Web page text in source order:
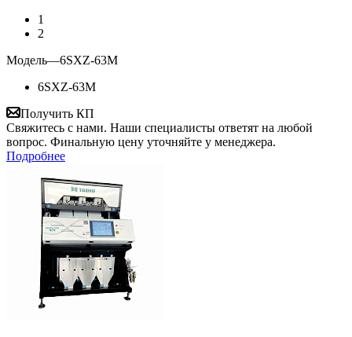
1
2
Модель—6SXZ-63М
6SXZ-63М
Получить КП
Свяжитесь с нами. Наши специалисты ответят на любой
вопрос. Финальную цену уточняйте у менеджера.
Подробнее